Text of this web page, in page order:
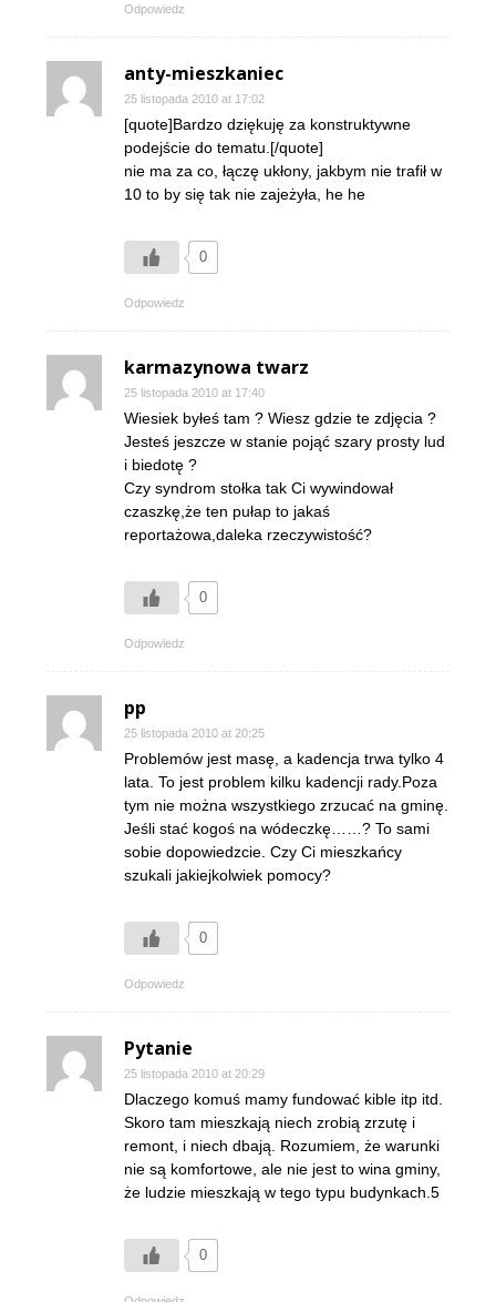
Odpowiedz
anty-mieszkaniec
25 listopada 2010 at 17:02
[quote]Bardzo dziękuję za konstruktywne
podejście do tematu.[/quote]
nie ma za co, łączę ukłony, jakbym nie trafił w
10 to by się tak nie zajeżyła, he he
0
Odpowiedz
karmazynowa twarz
25 listopada 2010 at 17:40
Wiesiek byłeś tam ? Wiesz gdzie te zdjęcia ?
Jesteś jeszcze w stanie pojąć szary prosty lud
i biedotę ?
Czy syndrom stołka tak Ci wywindował
czaszkę,że ten pułap to jakaś
reportażowa,daleka rzeczywistość?
0
Odpowiedz
pp
25 listopada 2010 at 20:25
Problemów jest masę, a kadencja trwa tylko 4
lata. To jest problem kilku kadencji rady.Poza
tym nie można wszystkiego zrzucać na gminę.
Jeśli stać kogoś na wódeczkę……? To sami
sobie dopowiedzcie. Czy Ci mieszkańcy
szukali jakiejkolwiek pomocy?
0
Odpowiedz
Pytanie
25 listopada 2010 at 20:29
Dlaczego komuś mamy fundować kible itp itd.
Skoro tam mieszkają niech zrobią zrzutę i
remont, i niech dbają. Rozumiem, że warunki
nie są komfortowe, ale nie jest to wina gminy,
że ludzie mieszkają w tego typu budynkach.5
0